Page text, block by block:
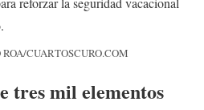
CUARTOSCURO.COM
tres mil elementos